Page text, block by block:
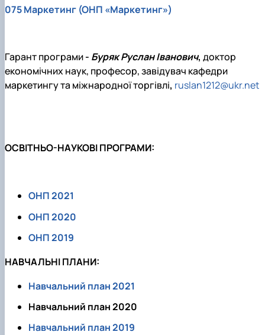
075 Маркетинг (ОНП «Маркетинг»)
Гарант програми- Буряк Руслан Іванович, доктор
економічних наук, професор, завідувач кафедри
маркетингу та міжнародної торгівлі, ruslan1212@ukr.net
ОСВІТНЬО-НАУКОВІ ПРОГРАМИ:
ОНП 2021
ОНП 2020
ОНП 2019
НАВЧАЛЬНІ ПЛАНИ:
Навчальний план 2021
Навчальний план 2020
Навчальний план 2019